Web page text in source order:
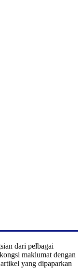
dari pelbagai
maklumat dengan
yang dipaparkan